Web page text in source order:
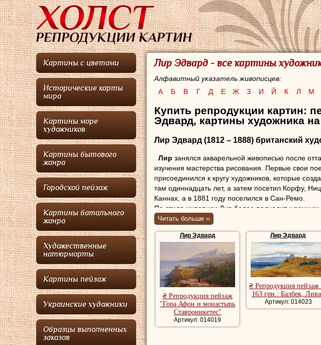
Картины с цветами
Исторические карты
мира
Картины море
художников
Картины бытового
жанра
Городской пейзаж
Картины батального
жанра
Художественные
натюрморты
Картины пейзаж
Украинские художники
Образцы выполненных
заказов
Лир Эдвард - все картины
Алфавитный указатель живописцев:
А
Б В Г Д Е Ж З И Й К Л М
Купить репродукции картин:
Эдвард, картины художника на
Лир Эдвард (1812 – 1888) британский
Лир занялся акварельной живописью после
изучения мастерства рисования. Первые свои
присоединился к кругу художников, которые
там одиннадцать лет, а затем посетил Корфу,
Каннах, а в 1881 году поселился в Сан-Ремо.
По стиля живописи Лир более подходит к
идущими после Гиртина или Тернера. Лир
устанавливает рамки для всех значимых
Купить репродукции пейзажи, репродукции
пейзажи художника, романтические
пейзаж.
Читать больше ››
Лир Эдвард
₴ Репродукция пейзаж
"Гора Афон и монастырь
Ставроникетес"
Артикул: 014019
Лир Эдвард
₴ Репродукция пейзаж
163 грн.: Балбек,
Артикул: 014023